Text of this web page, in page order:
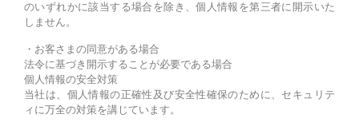
のいずれかに該当する場合を除き、個人情報を第三者に開示いた
しません。
・お客さまの同意がある場合
法令に基づき開示することが必要である場合
個人情報の安全対策
当社は、個人情報の正確性及び安全性確保のために、セキュリテ
ィに万全の対策を講じています。